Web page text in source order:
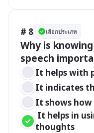
# 8 เลือกประเภท
Why is
It helps with
It indicates
It shows
thoughts